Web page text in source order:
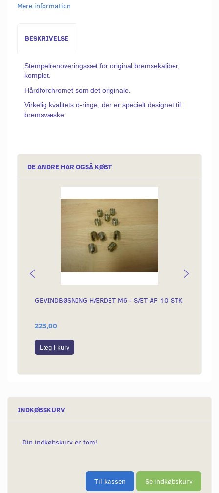
Mere information
BESKRIVELSE
Stempelrenoveringssæt for original bremsekaliber,
komplet.
Hårdforchromet som det originale.
Virkelig kvalitets o-ringe, der er specielt designet til
bremsvæske
DE ANDRE HAR OGSÅ KØBT
GEVINDBØSNING HÆRDET M6 - SÆT AF 10 STK
225,00
Læg i kurv
INDKØBSKURV
Din indkøbskurv er tom!
Til kassen Se indkøbskurv